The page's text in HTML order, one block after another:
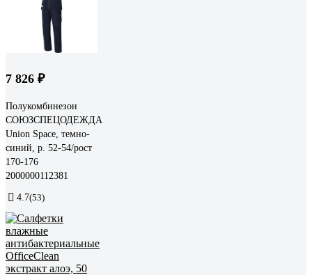
7 826 ₽
Полукомбинезон
СОЮЗСПЕЦОДЕЖДА
Union Space, темно-
синий, р. 52-54/рост
170-176
2000000112381
4.7(53)